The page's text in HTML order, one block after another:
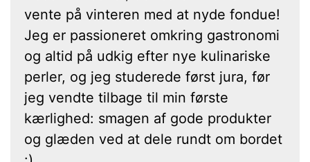
vente på vinteren med at nyde fondue!
Jeg er passioneret omkring gastronomi
og altid på udkig efter nye kulinariske
perler, og jeg studerede først jura, før
jeg vendte tilbage til min første
kærlighed: smagen af gode produkter
og glæden ved at dele rundt om bordet